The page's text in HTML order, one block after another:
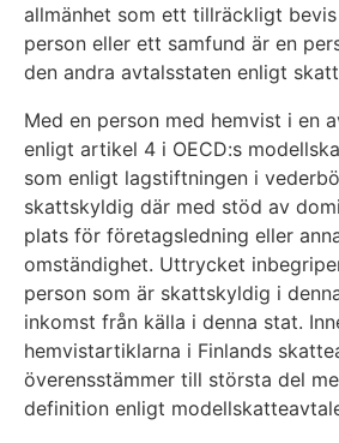
allmänhet som ett tillräckligt
person eller ett samfund är en
den andra avtalsstaten enligt
Med en person med hemvist i en
enligt artikel 4 i OECD:s
som enligt lagstiftningen i
skattskyldig där med stöd av
plats för företagsledning eller
omständighet. Uttrycket
person som är skattskyldig i
inkomst från källa i denna stat.
hemvistartiklarna i Finlands
överensstämmer till största del
definition enligt